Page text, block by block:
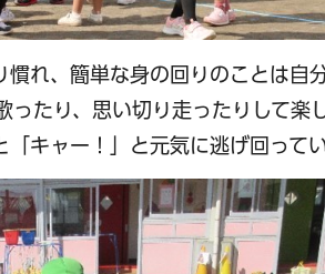
慣れ、簡単な身の回りのことは
ったり、思い切り走ったりして
「キャー！」と元気に逃げ回ってい